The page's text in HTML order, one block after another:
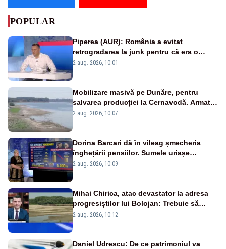
POPULAR
Piperea (AUR): România a evitat
retrogradarea la junk pentru că era o
catastrofă pentru bănci și fondurile de
2 aug. 2026, 10:01
Mobilizare masivă pe Dunăre, pentru
salvarea producției la Cernavodă. Armata
va detona o stâncă și va devia apa
2 aug. 2026, 10:07
Dorina Barcari dă în vileag șmecheria
înghețării pensiilor. Sumele uriașe
pierdute de fiecare român
2 aug. 2026, 10:09
Mihai Chirica, atac devastator la adresa
progresiștilor lui Bolojan: Trebuie să
protejăm și natura, dar nu șținem omaneii
2 aug. 2026, 10:12
Daniel Udrescu: De ce patrimoniul va